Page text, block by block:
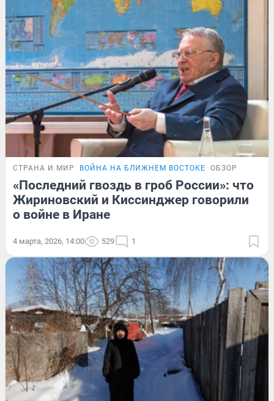
СТРАНА И МИР ВОЙНА НА БЛИЖНЕМ ВОСТОКЕ ОБЗОР
«Последний гвоздь в гроб России»: что
Жириновский и Киссинджер говорили
о войне в Иране
4 марта, 2026, 14:00 529 1